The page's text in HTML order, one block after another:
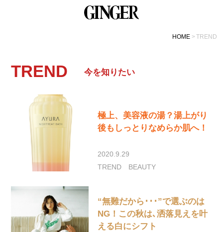
HOME TREND
TREND 今を知りたい
極上、美容液の湯？湯上がり
後もしっとりなめらか肌へ！
2020.9.29
TREND
BEAUTY
“無難だから･･･”で選ぶのは
NG！この秋は､洒落見えを叶
える白にシフト